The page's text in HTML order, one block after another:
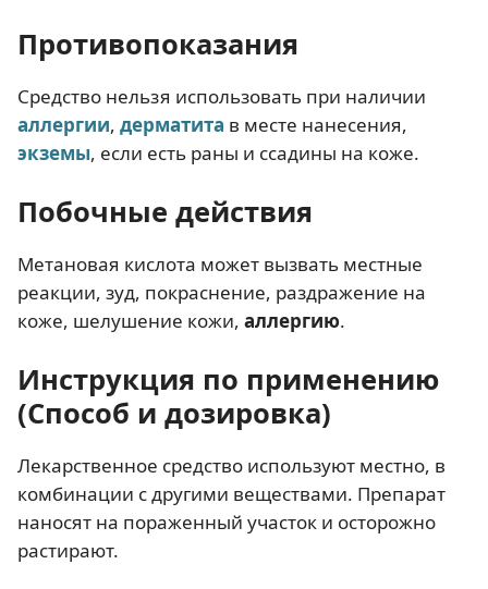
Противопоказания
Средство нельзя использовать при наличии
аллергии, дерматита в месте нанесения,
экземы, если есть раны и ссадины на коже.
Побочные действия
Метановая кислота может вызвать местные
реакции, зуд, покраснение, раздражение на
коже, шелушение кожи, аллергию.
Инструкция по применению
(Способ и дозировка)
Лекарственное средство используют местно, в
комбинации с другими веществами. Препарат
наносят на пораженный участок и осторожно
растирают.